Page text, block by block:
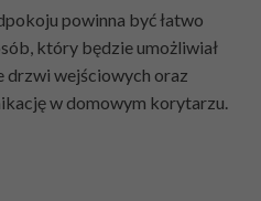
powinna być łatwo
który będzie umożliwiał
wejściowych oraz
w domowym korytarzu.